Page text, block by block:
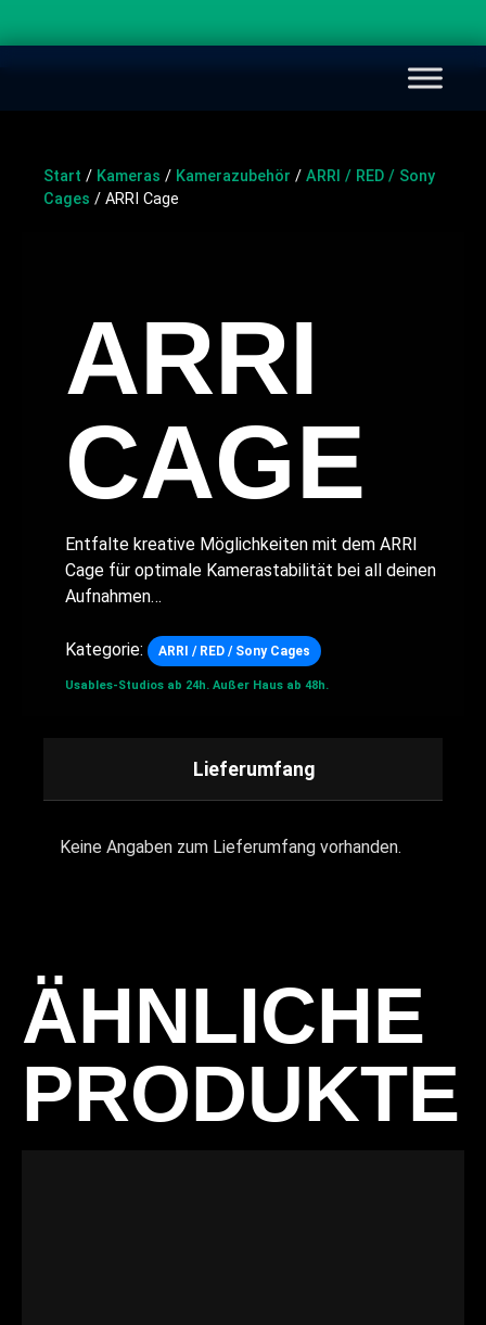
Start / Kameras / Kamerazubehör / ARRI / RED / Sony
Cages / ARRI Cage
ARRI
CAGE
Entfalte kreative Möglichkeiten mit dem ARRI
Cage für optimale Kamerastabilität bei all deinen
Aufnahmen…
Kategorie: ARRI / RED / Sony Cages
Usables-Studios ab 24h. Außer Haus ab 48h.
Lieferumfang
Keine Angaben zum Lieferumfang vorhanden.
ÄHNLICHE
PRODUKTE